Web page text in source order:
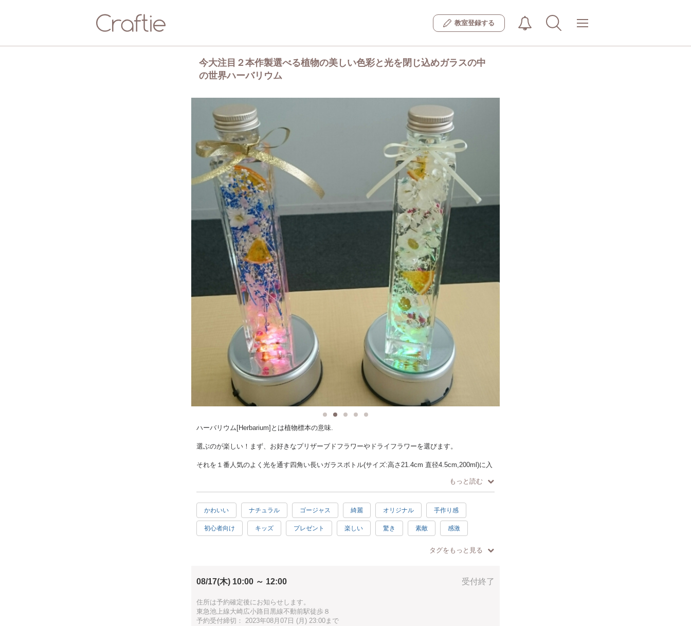
教室登録する
今大注目２本作製選べる植物の美しい色彩と光を閉じ込めガラスの中
の世界ハーバリウム
ハーバリウム[Herbarium]とは植物標本の意味.
選ぶのが楽しい！まず、お好きなプリザーブドフラワーやドライフラワーを選びます。
それを１番人気のよく光を通す四角い長いガラスボトル(サイズ:高さ21.4cm 直径4.5cm,200ml)に入
専用のオイルに浸すことで、みずみずしい状態でお花や植物を鑑賞していただける新感覚のインテ
リア雑貨です
２本作製でお得なお値段！１本はプレゼントにしても
ン、イエロー）とリンフラワー、ペッパーベリー、ローゼンセ、ミリオクダラス、オレンジなどを
アジサイはオイルに浸す事で透明感が増し、葉脈が✨キラキラします。
なんと～みずみずしさをお手入れ不要で、１年以上保ちます
もっと読む
かわいい ナチュラル ゴージャス 綺麗 オリジナル 手作り感
初心者向け キッズ プレゼント 楽しい 驚き 素敵 感激
お手頃 駅近
タグをもっと見る
受付終了
08/17(木) 10:00 ～ 12:00
住所は予約確定後にお知らせします。
東急池上線大崎広小路目黒線不動前駅徒歩８
予約受付締切： 2023年08月07日 (月) 23:00まで